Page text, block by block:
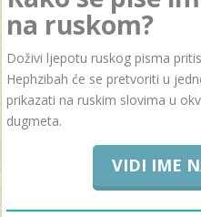
na ruskom?
Doživi ljepotu ruskog pisma
Hephzibah će se pretvoriti u
prikazati na ruskim slovima u
dugmeta.
VIDI IME